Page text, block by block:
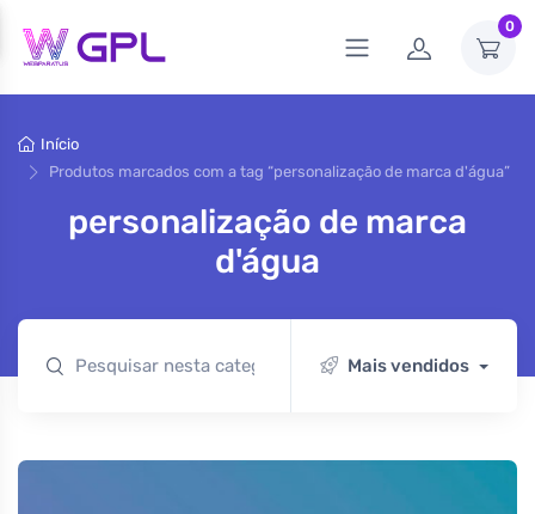
0
Início
Produtos marcados com a tag “personalização de marca d'água”
personalização de marca
d'água
Mais vendidos